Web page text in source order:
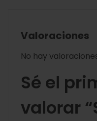
Valoraciones
No hay
Sé el
valorar